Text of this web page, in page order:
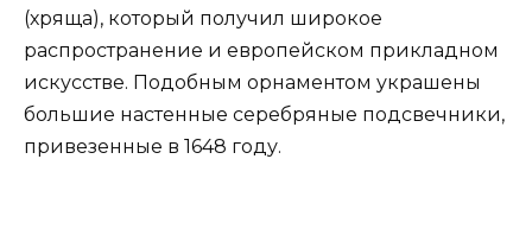
(хряща), который получил широкое
распространение и европейском прикладном
искусстве. Подобным орнаментом украшены
большие настенные серебряные подсвечники,
привезенные в 1648 году.